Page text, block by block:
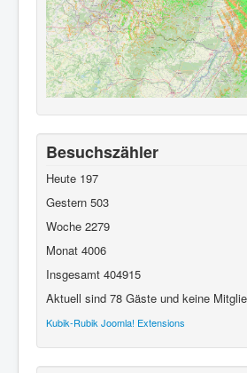
Besuchszähler
Heute 197
Gestern 503
Woche 2279
Monat 4006
Insgesamt 404915
Aktuell sind 78 Gäste und keine
Kubik-Rubik Joomla! Extensions